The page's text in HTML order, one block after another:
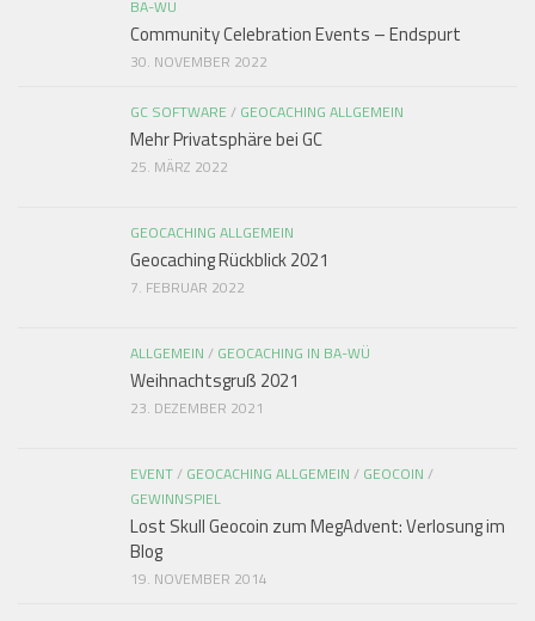
BA-WÜ
Community Celebration Events – Endspurt
30. NOVEMBER 2022
GC SOFTWARE / GEOCACHING ALLGEMEIN
Mehr Privatsphäre bei GC
25. MÄRZ 2022
GEOCACHING ALLGEMEIN
Geocaching Rückblick 2021
7. FEBRUAR 2022
ALLGEMEIN / GEOCACHING IN BA-WÜ
Weihnachtsgruß 2021
23. DEZEMBER 2021
EVENT/ GEOCACHING ALLGEMEIN / GEOCOIN /
GEWINNSPIEL
Lost Skull Geocoin zum MegAdvent: Verlosung im
Blog
19. NOVEMBER 2014